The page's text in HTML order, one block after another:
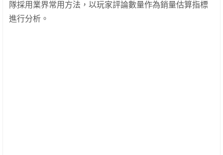
隊採用業界常用方法，以玩家評論數量作為銷量估算指標
進行分析。